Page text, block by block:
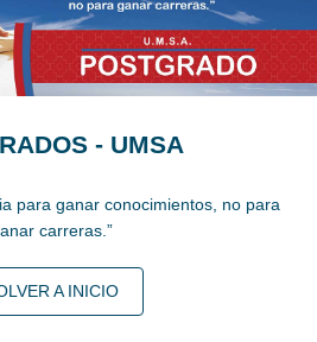
- UMSA
para ganar conocimientos, no para
carreras.”
A INICIO